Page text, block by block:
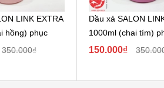
LINK EXTRA
hồng) phục
350.000₫
Dầu xả SALON
1000ml (chai tím)
150.000₫